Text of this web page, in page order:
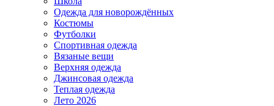
Одежда для новорождённых
Костюмы
Футболки
Спортивная одежда
Вязаные вещи
Верхняя одежда
Джинсовая одежда
Теплая одежда
Лето 2026